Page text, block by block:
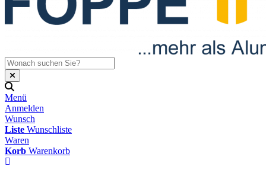
Menü
Anmelden
Wunsch
Liste Wunschliste
Waren
Korb Warenkorb